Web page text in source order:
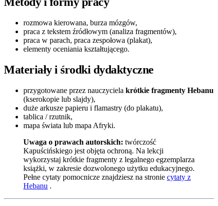
rozmowa kierowana, burza mózgów,
praca z tekstem źródłowym (analiza fragmentów),
praca w parach, praca zespołowa (plakat),
elementy oceniania kształtującego.
Materiały i środki dydaktyczne
przygotowane przez nauczyciela krótkie fragmenty Hebanu
(kserokopie lub slajdy),
duże arkusze papieru i flamastry (do plakatu),
tablica / rzutnik,
mapa świata lub mapa Afryki.
Uwaga o prawach autorskich: twórczość
Kapuścińskiego jest objęta ochroną. Na lekcji
wykorzystaj krótkie fragmenty z legalnego egzemplarza
książki, w zakresie dozwolonego użytku edukacyjnego.
Pełne cytaty pomocnicze znajdziesz na stronie cytaty z
Hebanu .